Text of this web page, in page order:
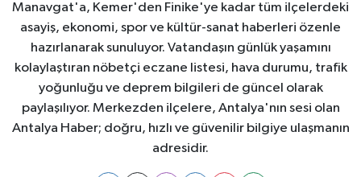
Manavgat'a, Kemer'den Finike'ye kadar tüm ilçelerdeki
asayiş, ekonomi, spor ve kültür-sanat haberleri özenle
hazırlanarak sunuluyor. Vatandaşın günlük yaşamını
kolaylaştıran nöbetçi eczane listesi, hava durumu, trafik
yoğunluğu ve deprem bilgileri de güncel olarak
paylaşılıyor. Merkezden ilçelere, Antalya'nın sesi olan
Antalya Haber; doğru, hızlı ve güvenilir bilgiye ulaşmanın
adresidir.